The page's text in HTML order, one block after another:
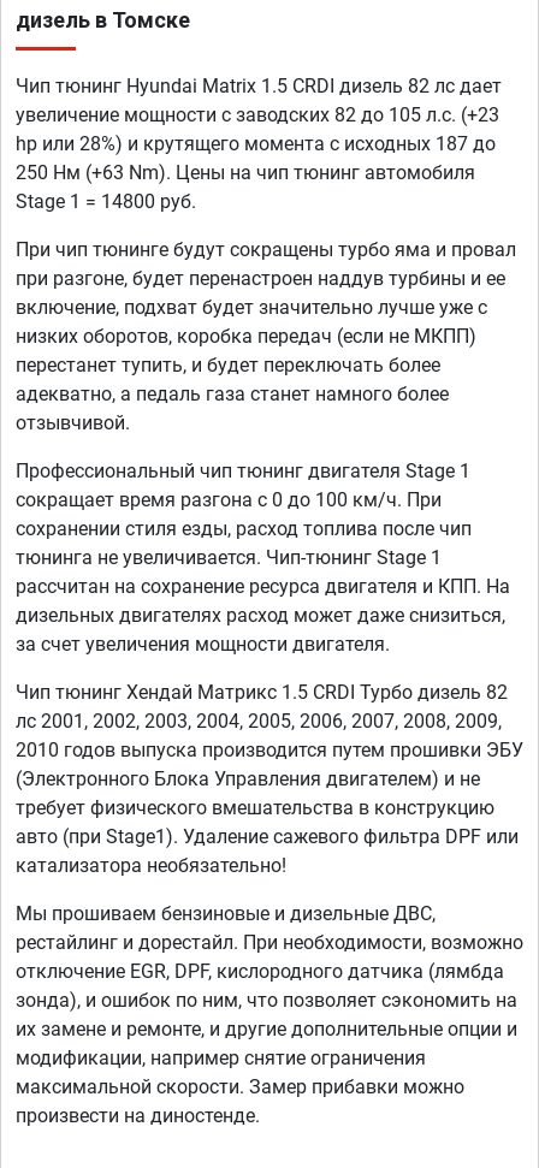
дизель в Томске
Чип тюнинг Hyundai Matrix 1.5 CRDI дизель 82 лс дает
увеличение мощности с заводских 82 до 105 л.с. (+23
hp или 28%) и крутящего момента с исходных 187 до
250 Нм (+63 Nm). Цены на чип тюнинг автомобиля
Stage 1 = 14800 руб.
При чип тюнинге будут сокращены турбо яма и провал
при разгоне, будет перенастроен наддув турбины и ее
включение, подхват будет значительно лучше уже с
низких оборотов, коробка передач (если не МКПП)
перестанет тупить, и будет переключать более
адекватно, а педаль газа станет намного более
отзывчивой.
Профессиональный чип тюнинг двигателя Stage 1
сокращает время разгона с 0 до 100 км/ч. При
сохранении стиля езды, расход топлива после чип
тюнинга не увеличивается. Чип-тюнинг Stage 1
рассчитан на сохранение ресурса двигателя и КПП. На
дизельных двигателях расход может даже снизиться,
за счет увеличения мощности двигателя.
Чип тюнинг Хендай Матрикс 1.5 CRDI Турбо дизель 82
лс 2001, 2002, 2003, 2004, 2005, 2006, 2007, 2008, 2009,
2010 годов выпуска производится путем прошивки ЭБУ
(Электронного Блока Управления двигателем) и не
требует физического вмешательства в конструкцию
авто (при Stage1). Удаление сажевого фильтра DPF или
катализатора необязательно!
Мы прошиваем бензиновые и дизельные ДВС,
рестайлинг и дорестайл. При необходимости, возможно
отключение EGR, DPF, кислородного датчика (лямбда
зонда), и ошибок по ним, что позволяет сэкономить на
их замене и ремонте, и другие дополнительные опции и
модификации, например снятие ограничения
максимальной скорости. Замер прибавки можно
произвести на диностенде.